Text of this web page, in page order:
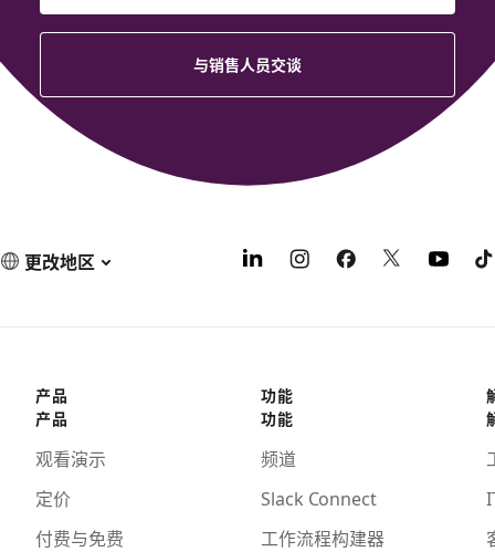
与销售人员交谈
更改地区
产品
产品
观看演示
定价
付费与免费
功能
功能
频道
Slack Connect
工作流程构建器